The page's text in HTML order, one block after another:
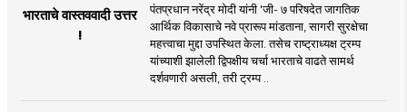
भारताचे वास्तववादी उत्तर
!
पंतप्रधान नरेंद्र मोदी यांनी 'जी- ७ परिषदेत जागतिक
आर्थिक विकासाचे नवे प्रारूप मांडताना, सागरी सुरक्षेचा
महत्त्वाचा मुद्दा उपस्थित केला. तसेच राष्ट्राध्यक्ष ट्रम्प
यांच्याशी झालेली द्विपक्षीय चर्चा भारताचे वाढते सामर्थ
दर्शवणारी असली, तरी ट्रम्प ..